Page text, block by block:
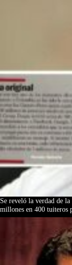
Se reveló la verdad de
millones en 400 tuiteros